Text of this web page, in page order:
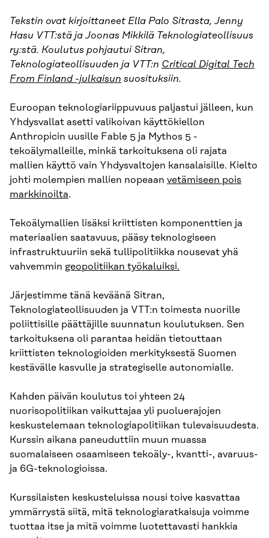
Tekstin ovat kirjoittaneet Ella Palo Sitrasta, Jenny
Hasu VTT:stä ja Joonas Mikkilä Teknologiateollisuus
ry:stä. Koulutus pohjautui Sitran,
Teknologiateollisuuden ja VTT:n Critical Digital Tech
From Finland -julkaisun suosituksiin.
Euroopan teknologiariippuvuus paljastui jälleen, kun
Yhdysvallat asetti valikoivan käyttökiellon
Anthropicin uusille Fable 5 ja Mythos 5 -
tekoälymalleille, minkä tarkoituksena oli rajata
mallien käyttö vain Yhdysvaltojen kansalaisille. Kielto
johti molempien mallien nopeaan vetämiseen pois
markkinoilta.
Tekoälymallien lisäksi kriittisten komponenttien ja
materiaalien saatavuus, pääsy teknologiseen
infrastruktuuriin sekä tullipolitiikka nousevat yhä
vahvemmin geopolitiikan työkaluiksi.
Järjestimme tänä keväänä Sitran,
Teknologiateollisuuden ja VTT:n toimesta nuorille
poliittisille päättäjille suunnatun koulutuksen. Sen
tarkoituksena oli parantaa heidän tietouttaan
kriittisten teknologioiden merkityksestä Suomen
kestävälle kasvulle ja strategiselle autonomialle.
Kahden päivän koulutus toi yhteen 24
nuorisopolitiikan vaikuttajaa yli puoluerajojen
keskustelemaan teknologiapolitiikan tulevaisuudesta.
Kurssin aikana paneuduttiin muun muassa
suomalaiseen osaamiseen tekoäly-, kvantti-, avaruus-
ja 6G-teknologioissa.
Kurssilaisten keskusteluissa nousi toive kasvattaa
ymmärrystä siitä, mitä teknologiaratkaisuja voimme
tuottaa itse ja mitä voimme luotettavasti hankkia